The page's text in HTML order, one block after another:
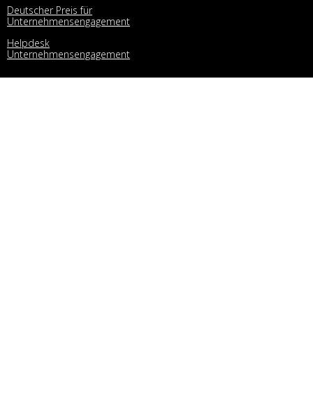
Deutscher Preis für
Unternehmensengagement
Helpdesk
Unternehmensengagement